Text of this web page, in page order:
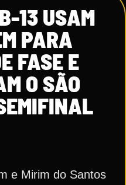
13 USAM
PARA
FASE E
O SÃO
e Mirim do Santos